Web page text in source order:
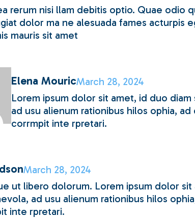
rerum nisi llam debitis optio. Quae odio
dolor ma ne alesuada fames acturpis
mauris sit amet
Elena MouricMarch 28, 2024
Lorem ipsum dolor sit amet, id duo diam
ad usu alienum rationibus hilos ophia, ad
corrmpit inte rpretari.
March 28, 2024
ut libero dolorum. Lorem ipsum dolor sit
ad usu alienum rationibus hilos
inte rpretari.